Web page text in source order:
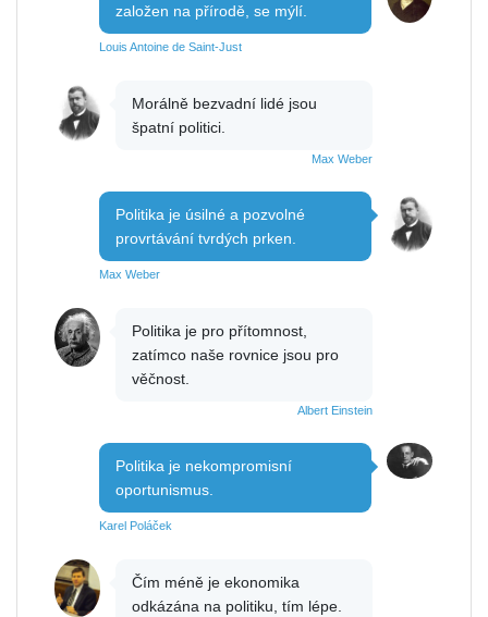
založen na přírodě, se mýlí.
Louis Antoine de Saint-Just
Morálně bezvadní lidé jsou
špatní politici.
Max Weber
Politika je úsilné a pozvolné
provrtávání tvrdých prken.
Max Weber
Politika je pro přítomnost,
zatímco naše rovnice jsou pro
věčnost.
Albert Einstein
Politika je nekompromisní
oportunismus.
Karel Poláček
Čím méně je ekonomika
odkázána na politiku, tím lépe.